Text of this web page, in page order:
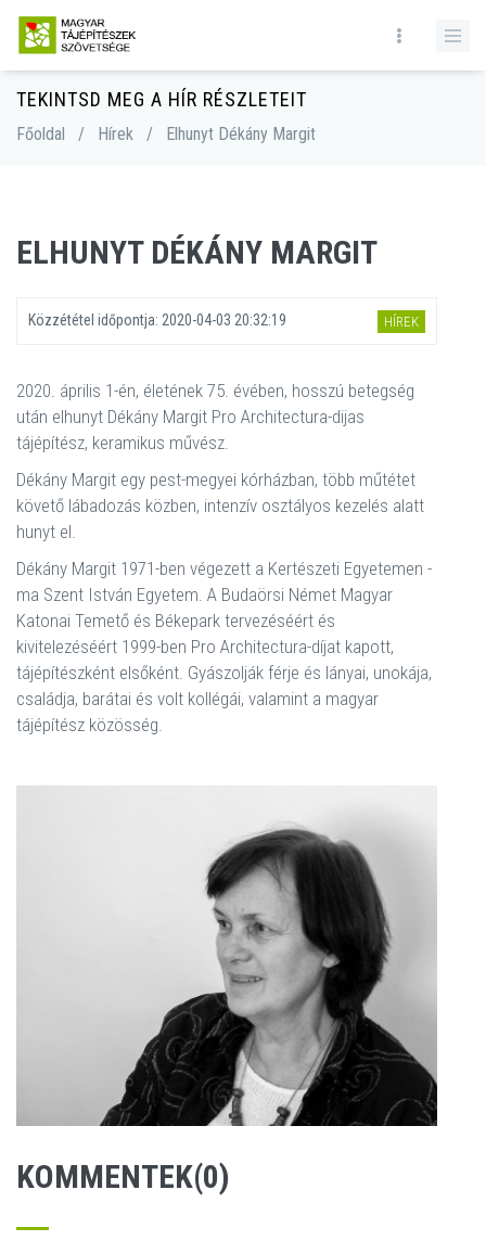
TEKINTSD MEG A HÍR RÉSZLETEIT
Főoldal / Hírek / Elhunyt Dékány Margit
ELHUNYT DÉKÁNY MARGIT
Közzététel időpontja: 2020-04-03 20:32:19 HÍREK
2020. április 1-én, életének 75. évében, hosszú betegség
után elhunyt Dékány Margit Pro Architectura-dijas
tájépítész, keramikus művész.
Dékány Margit egy pest-megyei kórházban, több műtétet
követő lábadozás közben, intenzív osztályos kezelés alatt
hunyt el.
Dékány Margit 1971-ben végezett a Kertészeti Egyetemen -
ma Szent István Egyetem. A Budaörsi Német Magyar
Katonai Temető és Békepark tervezéséért és
kivitelezéséért 1999-ben Pro Architectura-díjat kapott,
tájépítészként elsőként. Gyászolják férje és lányai, unokája,
családja, barátai és volt kollégái, valamint a magyar
tájépítész közösség.
KOMMENTEK(0)